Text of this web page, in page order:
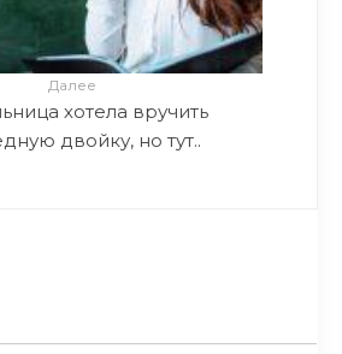
Далее
хотела вручить
двойку, но тут..